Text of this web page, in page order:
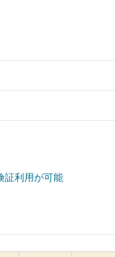
証利用が可能